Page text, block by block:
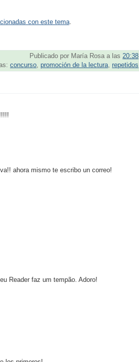
con este tema.
Publicado por María Rosa a las 20:38
concurso promoción de la lectura repetidos
ahora mismo te escribo un correo!
Reader faz um tempão. Adoro!